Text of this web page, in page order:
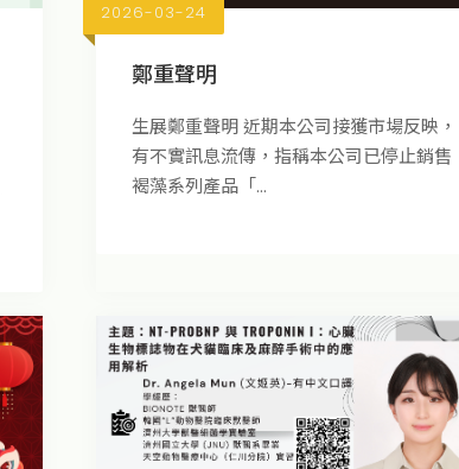
2026-03-24
鄭重聲明
生展鄭重聲明 近期本公司接獲市場反映，
有不實訊息流傳，指稱本公司已停止銷售
褐藻系列產品「...